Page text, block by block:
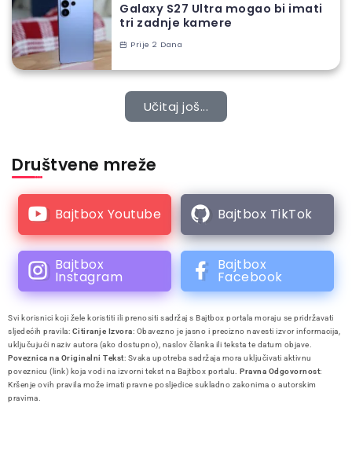
Galaxy S27 Ultra mogao bi imati
tri zadnje kamere
Prije 2 Dana
Učitaj još...
Društvene mreže
Bajtbox Youtube Bajtbox TikTok
Bajtbox
Instagram
Bajtbox
Facebook
Svi korisnici koji žele koristiti ili prenositi sadržaj s Bajtbox portala moraju se pridržavati
sljedećih pravila: Citiranje Izvora: Obavezno je jasno i precizno navesti izvor informacija,
uključujući naziv autora (ako dostupno), naslov članka ili teksta te datum objave.
Poveznica na Originalni Tekst: Svaka upotreba sadržaja mora uključivati aktivnu
poveznicu (link) koja vodi na izvorni tekst na Bajtbox portalu. Pravna Odgovornost:
Kršenje ovih pravila može imati pravne posljedice sukladno zakonima o autorskim
pravima.